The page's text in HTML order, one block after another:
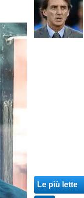
Le più lette